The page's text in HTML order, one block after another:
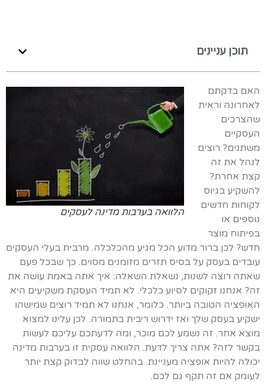
תוכן עניינים
הלוואה בערבות מדינה לעסקים
האם בדקתם
לאחרונה וראית
שהצרכים
העסקיים
משתנים? רוצים
לנהל את זה
קצת אחרת?
להשקיע בגיוס
לקוחות חדשים
נוספים או
בפיתוח מוצר
חדש? לכן ברור מדוע הכל מגיע מהכלכלה. מרבית בעלי העסקים
עובדים בעסק על בסיס תזרים מזומנים מסוים. כך שבכל פעם
שאתה רוצה לשנות, נשאלת השאלה: איך אתה באמת עושה את
זה? אנחנו זקוקים לסיוע כלכלי. לא תמיד העסקת משקיעים היא
האופציה הטובה ביותר. כלומר, אנחנו לא תמיד רוצים שמישהו
ישקיע בעסק שלך ואז ידרוש ריבית בתמורה. לכן עלינו למצוא
מוצא אחר. זה נשמע לכם מוכר, ומה לדעתכם עליכם לעשות
בקשר לזה? אתה צריך לדעת. הלוואה עסקית זו בערבות מדינה
יכולה להיות אופציה מעניינת. בהחלט שווה לבדוק קצת יותר
לעומק אם זה תקף גם לכם.